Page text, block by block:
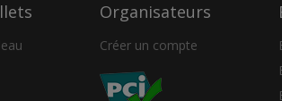
Organisateurs
Créer un compte